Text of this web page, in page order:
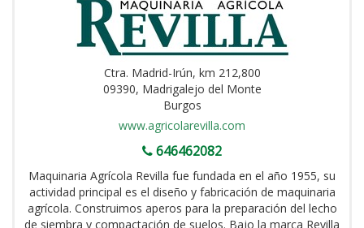
Ctra. Madrid-Irún, km 212,800
09390, Madrigalejo del Monte
Burgos
www.agricolarevilla.com
646462082
Maquinaria Agrícola Revilla fue fundada en el año 1955, su
actividad principal es el diseño y fabricación de maquinaria
agrícola. Construimos aperos para la preparación del lecho
de siembra y compactación de suelos. Bajo la marca Revilla